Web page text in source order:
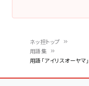
ン
ネッ担トップ
用語集
用語「アイリスオーヤ